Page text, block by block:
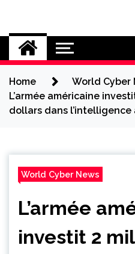
content
Cybersecurity
Home
World Cyber
L’armée américaine
dollars dans
World Cyber News
L’armée
investit 2